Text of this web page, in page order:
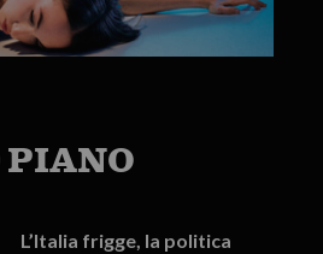
L’Italia frigge, la politica